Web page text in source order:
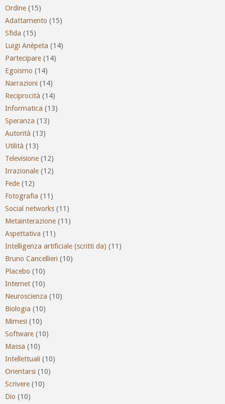
Ordine (15)
Adattamento (15)
Sfida (15)
Luigi Anèpeta (14)
Partecipare (14)
Egoismo (14)
Narrazioni (14)
Reciprocità (14)
Informatica (13)
Speranza (13)
Autorità (13)
Utilità (13)
Televisione (12)
Irrazionale (12)
Fede (12)
Fotografia (11)
Social networks (11)
Metainterazione (11)
Aspettativa (11)
Intelligenza artificiale (scritti da) (11)
Bruno Cancellieri (10)
Placebo (10)
Internet (10)
Neuroscienza (10)
Biologia (10)
Mimesi (10)
Software (10)
Massa (10)
Intellettuali (10)
Orientarsi (10)
Scrivere (10)
Dio (10)